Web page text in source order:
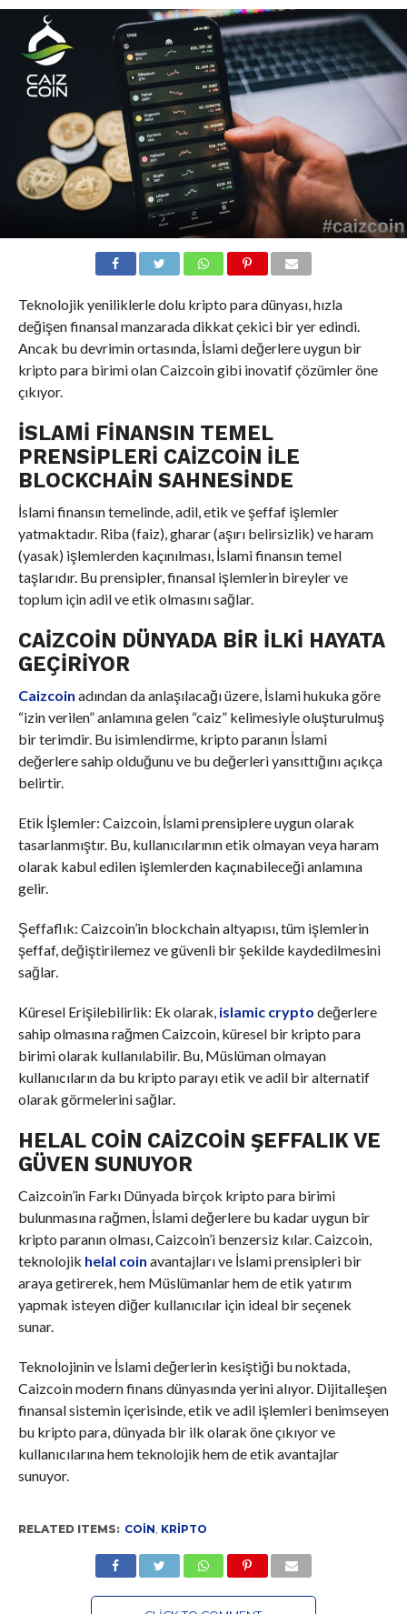
Teknolojik yeniliklerle dolu kripto para dünyası, hızla
değişen finansal manzarada dikkat çekici bir yer edindi.
Ancak bu devrimin ortasında, İslami değerlere uygun bir
kripto para birimi olan Caizcoin gibi inovatif çözümler öne
çıkıyor.
İSLAMI FINANSIN TEMEL
PRENSIPLERI CAIZCOIN ILE
BLOCKCHAIN SAHNESINDE
İslami finansın temelinde, adil, etik ve şeffaf işlemler
yatmaktadır. Riba (faiz), gharar (aşırı belirsizlik) ve haram
(yasak) işlemlerden kaçınılması, İslami finansın temel
taşlarıdır. Bu prensipler, finansal işlemlerin bireyler ve
toplum için adil ve etik olmasını sağlar.
CAIZCOIN DÜNYADA BIR İLKI HAYATA
GEÇIRIYOR
Caizcoin adından da anlaşılacağı üzere, İslami hukuka göre
“izin verilen” anlamına gelen “caiz” kelimesiyle oluşturulmuş
bir terimdir. Bu isimlendirme, kripto paranın İslami
değerlere sahip olduğunu ve bu değerleri yansıttığını açıkça
belirtir.
Etik İşlemler: Caizcoin, İslami prensiplere uygun olarak
tasarlanmıştır. Bu, kullanıcılarının etik olmayan veya haram
olarak kabul edilen işlemlerden kaçınabileceği anlamına
gelir.
Şeffaflık: Caizcoin’in blockchain altyapısı, tüm işlemlerin
şeffaf, değiştirilemez ve güvenli bir şekilde kaydedilmesini
sağlar.
Küresel Erişilebilirlik: Ek olarak, islamic crypto değerlere
sahip olmasına rağmen Caizcoin, küresel bir kripto para
birimi olarak kullanılabilir. Bu, Müslüman olmayan
kullanıcıların da bu kripto parayı etik ve adil bir alternatif
olarak görmelerini sağlar.
HELAL COIN CAIZCOIN ŞEFFALIK VE
GÜVEN SUNUYOR
Caizcoin’in Farkı Dünyada birçok kripto para birimi
bulunmasına rağmen, İslami değerlere bu kadar uygun bir
kripto paranın olması, Caizcoin’i benzersiz kılar. Caizcoin,
teknolojik helal coin avantajları ve İslami prensipleri bir
araya getirerek, hem Müslümanlar hem de etik yatırım
yapmak isteyen diğer kullanıcılar için ideal bir seçenek
sunar.
Teknolojinin ve İslami değerlerin kesiştiği bu noktada,
Caizcoin modern finans dünyasında yerini alıyor. Dijitalleşen
finansal sistemin içerisinde, etik ve adil işlemleri benimseyen
bu kripto para, dünyada bir ilk olarak öne çıkıyor ve
kullanıcılarına hem teknolojik hem de etik avantajlar
sunuyor.
RELATED ITEMS: COIN, KRIPTO